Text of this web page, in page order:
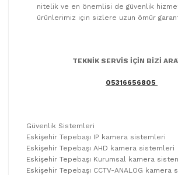
nitelik ve en önemlisi de güvenlik
ürünlerimiz için sizlere uzun ömür
TEKNİK SERVİS İÇİN BİZİ
05316656805
Güvenlik Sistemleri
Eskişehir Tepebaşı IP kamera sistemleri
Eskişehir Tepebaşı AHD kamera sistemleri
Eskişehir Tepebaşı Kurumsal kamera
Eskişehir Tepebaşı CCTV-ANALOG kamera